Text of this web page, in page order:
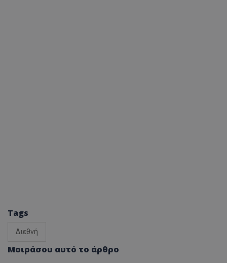
Tags
Διεθνή
Μοιράσου αυτό το άρθρο